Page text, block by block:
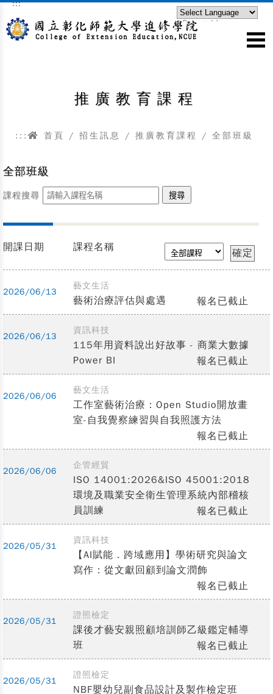
跳到主要內容區塊
:::
Powered by
推廣教育課程
::: 首頁 / 招生訊息 / 推廣教育課程 / 全部班級
全部班級
課程搜尋
開課日期 課程名稱
2026/06/13
藝文生活
藝術治療評估與處遇 報名已截止
2026/06/13
資訊科技
115年用資料說出好故事 - 商業大數據
Power BI
報名已截止
2026/06/06
藝文生活
工作室藝術治療：Open Studio開放畫
室-自我覺察練習與自我照護方法
報名已截止
2026/06/06
企管經貿
ISO 14001:2026&ISO 45001:2018
環境及職業安全衛生管理系統內部稽核
員訓練
報名已截止
2026/05/31
資訊科技
【AI賦能．跨域應用】學術研究與論文
寫作：從文獻回顧到論文潤飾
報名已截止
2026/05/31
證照檢定
課後才藝安親照顧培訓師乙級鑑定輔導
班
報名已截止
2026/05/31
證照檢定
NBF嬰幼兒副食品設計及製作檢定班